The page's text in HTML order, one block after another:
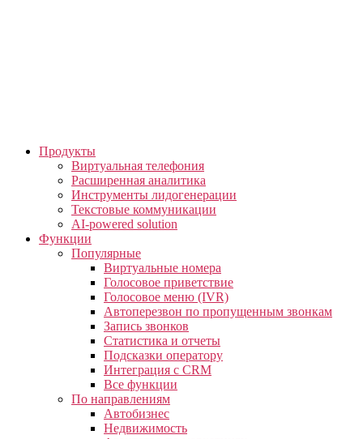
Продукты
Виртуальная телефония
Расширенная аналитика
Инструменты лидогенерации
Текстовые коммуникации
AI-powered solution
Функции
Популярные
Виртуальные номера
Голосовое приветствие
Голосовое меню (IVR)
Автоперезвон по пропущенным звонкам
Запись звонков
Статистика и отчеты
Подсказки оператору
Интеграция с CRM
Все функции
По направлениям
Автобизнес
Недвижимость